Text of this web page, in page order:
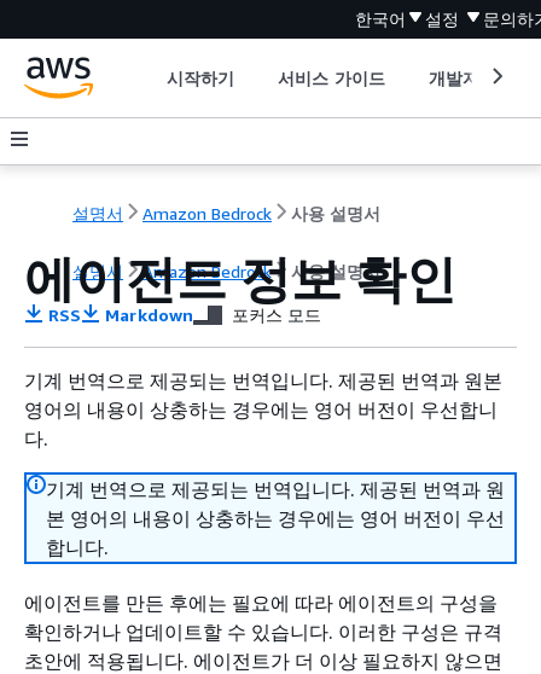
한국어 설정 문의하
시작하기 서비스 가이드 개발자 도구
설명서 Amazon Bedrock 사용 설명서
설명서 Amazon Bedrock 사용 설명서
에이전트 정보 확인
RSS Markdown 포커스 모드
기계 번역으로 제공되는 번역입니다. 제공된 번역과 원본
영어의 내용이 상충하는 경우에는 영어 버전이 우선합니
다.
기계 번역으로 제공되는 번역입니다. 제공된 번역과 원
본 영어의 내용이 상충하는 경우에는 영어 버전이 우선
합니다.
에이전트를 만든 후에는 필요에 따라 에이전트의 구성을
확인하거나 업데이트할 수 있습니다. 이러한 구성은 규격
초안에 적용됩니다. 에이전트가 더 이상 필요하지 않으면